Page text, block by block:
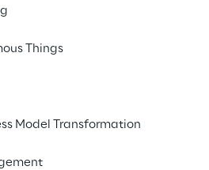
Things
Model Transformation